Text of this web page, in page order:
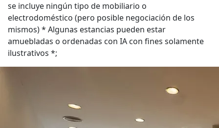
se incluye ningún tipo de mobiliario o
electrodoméstico (pero posible negociación de los
mismos) * Algunas estancias pueden estar
amuebladas o ordenadas con IA con fines solamente
ilustrativos *;